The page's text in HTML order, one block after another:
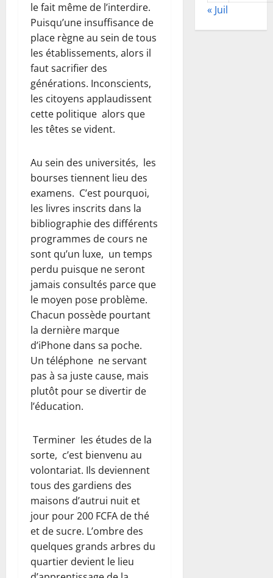
le fait même de l’interdire.
Puisqu’une insuffisance de
place règne au sein de tous
les établissements, alors il
faut sacrifier des
générations. Inconscients,
les citoyens applaudissent
cette politique alors que
les têtes se vident.
Au sein des universités, les
bourses tiennent lieu des
examens. C’est pourquoi,
les livres inscrits dans la
bibliographie des différents
programmes de cours ne
sont qu’un luxe, un temps
perdu puisque ne seront
jamais consultés parce que
le moyen pose problème.
Chacun possède pourtant
la dernière marque
d’iPhone dans sa poche.
Un téléphone ne servant
pas à sa juste cause, mais
plutôt pour se divertir de
l’éducation.
Terminer les études de la
sorte, c’est bienvenu au
volontariat. Ils deviennent
tous des gardiens des
maisons d’autrui nuit et
jour pour 200 FCFA de thé
et de sucre. L’ombre des
quelques grands arbres du
quartier devient le lieu
« Juil